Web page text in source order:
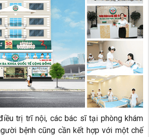
trị trĩ nội, các bác sĩ tại phòng khám
bệnh cũng cần kết hợp với một chế